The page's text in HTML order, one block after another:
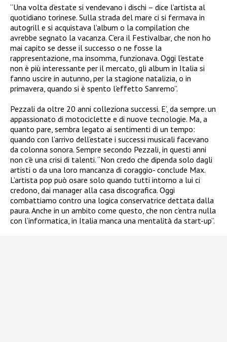
“Una volta d’estate si vendevano i dischi – dice l’artista al
quotidiano torinese. Sulla strada del mare ci si fermava in
autogrill e si acquistava l’album o la compilation che
avrebbe segnato la vacanza. C’era il Festivalbar, che non ho
mai capito se desse il successo o ne fosse la
rappresentazione, ma insomma, funzionava. Oggi l’estate
non è più interessante per il mercato, gli album in Italia si
fanno uscire in autunno, per la stagione natalizia, o in
primavera, quando si è spento l’effetto Sanremo”.
Pezzali da oltre 20 anni colleziona successi. E’, da sempre. un
appassionato di motociclette e di nuove tecnologie. Ma, a
quanto pare, sembra legato ai sentimenti di un tempo:
quando con l’arrivo dell’estate i successi musicali facevano
da colonna sonora. Sempre secondo Pezzali, in questi anni
non c’è una crisi di talenti. “Non credo che dipenda solo dagli
artisti o da una loro mancanza di coraggio- conclude Max.
L’artista pop può osare solo quando tutti intorno a lui ci
credono, dai manager alla casa discografica. Oggi
combattiamo contro una logica conservatrice dettata dalla
paura. Anche in un ambito come questo, che non c’entra nulla
con l’informatica, in Italia manca una mentalità da start-up”.